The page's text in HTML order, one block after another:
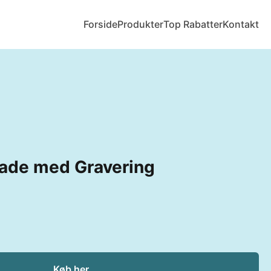
ForsideProdukterTop RabatterKontakt
med Gravering